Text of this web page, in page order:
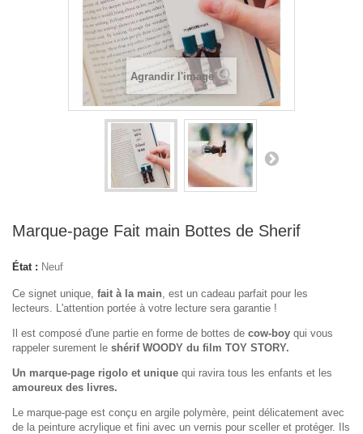
Agrandir l'image
Marque-page Fait main Bottes de Sherif
État : Neuf
Ce signet unique, fait à la main, est un cadeau parfait pour les
lecteurs. L'attention portée à votre lecture sera garantie !
Il est composé d'une partie en forme de bottes de cow-boy qui vous
rappeler surement le shérif WOODY du film TOY STORY.
Un marque-page rigolo et unique qui ravira tous les enfants et les
amoureux des livres.
Le marque-page est conçu en argile polymère, peint délicatement avec
de la peinture acrylique et fini avec un vernis pour sceller et protéger. Ils